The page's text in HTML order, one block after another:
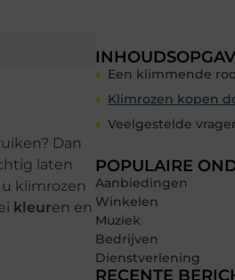
Dan
laten
klimrozen
kleuren en
Een klimmende
Klimrozen kopen
Veelgestelde
POPULAIRE
Aanbiedingen
Winkelen
Muziek
Bedrijven
Dienstverlening
RECENTE